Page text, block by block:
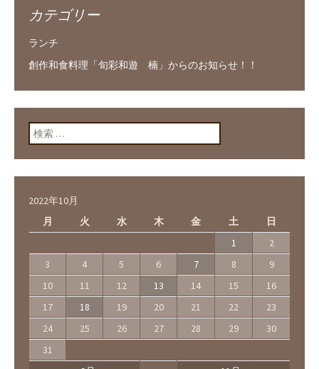
カテゴリー
ランチ
創作和食料理「旬彩和遊 楠」からのお知らせ！！
検索:
2022年10月
月
火 水 木 金 土 日
1
2
3
4 5 6 7 8
9
10
11 12 13 14 15
16
17
18 19 20 21 22
23
24
25 26 27 28 29
30
31